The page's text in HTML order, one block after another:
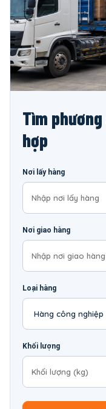
Tìm
hợp
Nơi lấy hàng
Nơi giao hàng
Loại hàng
Khối lượng